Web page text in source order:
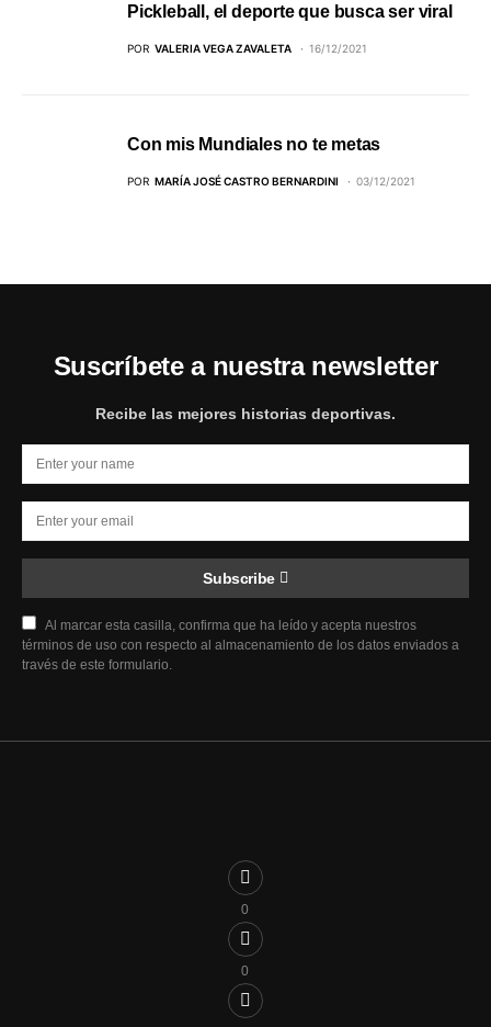
Pickleball, el deporte que busca ser viral
POR VALERIA VEGA ZAVALETA 16/12/2021
Con mis Mundiales no te metas
POR MARÍA JOSÉ CASTRO BERNARDINI 03/12/2021
Suscríbete a nuestra newsletter
Recibe las mejores historias deportivas.
Subscribe
Al marcar esta casilla, confirma que ha leído y acepta nuestros
términos de uso con respecto al almacenamiento de los datos enviados a
través de este formulario.
0
0